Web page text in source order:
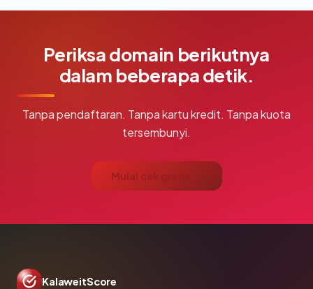
Periksa domain berikutnya
dalam beberapa detik.
Tanpa pendaftaran. Tanpa kartu kredit. Tanpa kuota
tersembunyi.
Mulai cek gratis →
KalaweitScore